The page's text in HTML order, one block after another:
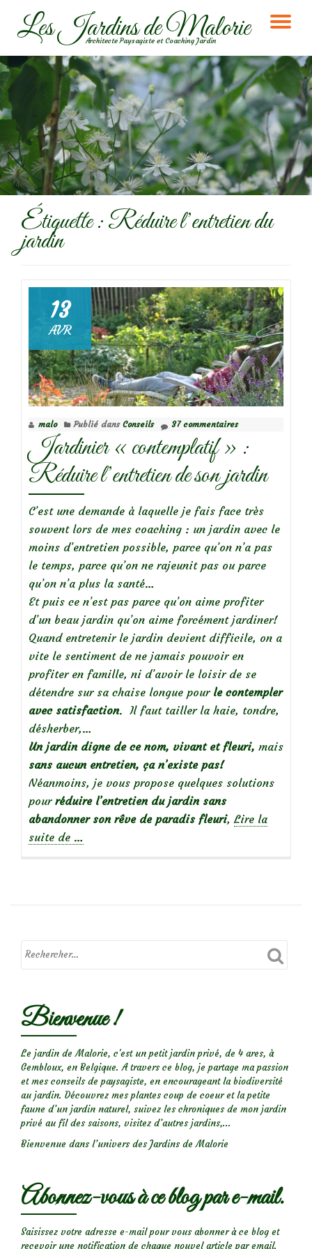
Aller
contenu
LA
Les Jardins de Malorie
Architecte Paysagiste et Coaching Jardin
Étiquette :Réduire l’entretien du
jardin
13
AVR
malo Publié dans Conseils 37 commentaires
Jardinier « contemplatif » :
Réduire l’entretien de son jardin
C’est une demande à laquelle je fais face très
souvent lors de mes coaching : un jardin avec le
moins d’entretien possible, parce qu’on n’a pas
le temps, parce qu’on ne rajeunit pas ou parce
qu’on n’a plus la santé…
Et puis ce n’est pas parce qu’on aime profiter
d’un beau jardin qu’on aime forcément jardiner!
Quand entretenir le jardin devient difficile, on a
vite le sentiment de ne jamais pouvoir en
profiter en famille, ni d’avoir le loisir de se
détendre sur sa chaise longue pour le contempler
avec satisfaction. Il faut tailler la haie, tondre,
désherber,…
Un jardin digne de ce nom, vivant et fleuri, mais
sans aucun entretien, ça n’existe pas!
Néanmoins, je vous propose quelques solutions
pour réduire l’entretien du jardin sans
abandonner son rêve de paradis fleuri, Lire la
suite de
:
l’entretien
…
Bienvenue !
Le jardin de Malorie, c'est un petit jardin privé, de 4 ares, à
Gembloux, en Belgique. A travers ce blog, je partage ma passion
et mes conseils de paysagiste, en encourageant la biodiversité
au jardin. Découvrez mes plantes coup de coeur et la petite
faune d’un jardin naturel, suivez les chroniques de mon jardin
privé au fil des saisons, visitez d’autres jardins,...
Bienvenue dans l’univers des Jardins de Malorie
Abonnez-vous à ce blog par e-mail.
Saisissez votre adresse e-mail pour vous abonner à ce blog et
recevoir une notification de chaque nouvel article par email.